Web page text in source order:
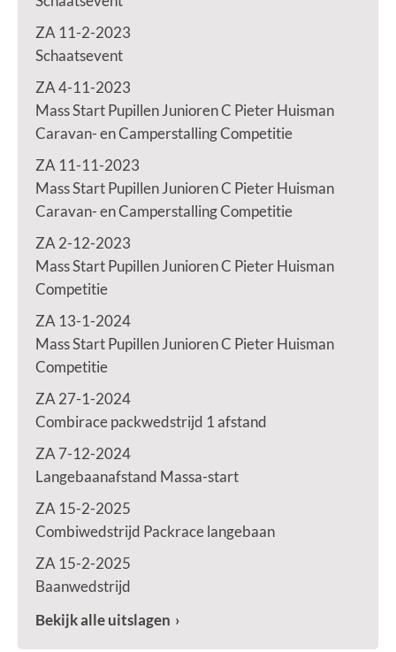
ZA 11-2-2023
Schaatsevent
ZA 4-11-2023
Mass Start Pupillen Junioren C Pieter Huisman
Caravan- en Camperstalling Competitie
ZA 11-11-2023
Mass Start Pupillen Junioren C Pieter Huisman
Caravan- en Camperstalling Competitie
ZA 2-12-2023
Mass Start Pupillen Junioren C Pieter Huisman
Competitie
ZA 13-1-2024
Mass Start Pupillen Junioren C Pieter Huisman
Competitie
ZA 27-1-2024
Combirace packwedstrijd 1 afstand
ZA 7-12-2024
Langebaanafstand Massa-start
ZA 15-2-2025
Combiwedstrijd Packrace langebaan
ZA 15-2-2025
Baanwedstrijd
Bekijk alle uitslagen